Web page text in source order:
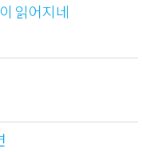
읽어지네